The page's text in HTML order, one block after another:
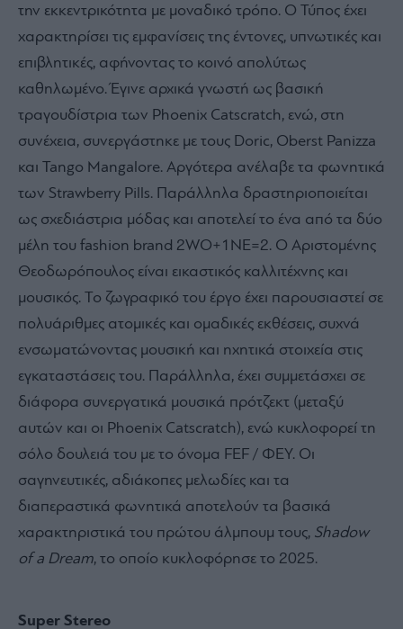
την εκκεντρικότητα με μοναδικό τρόπο. Ο Τύπος έχει
χαρακτηρίσει τις εμφανίσεις της έντονες, υπνωτικές και
επιβλητικές, αφήνοντας το κοινό απολύτως
καθηλωμένο. Έγινε αρχικά γνωστή ως βασική
τραγουδίστρια των Phoenix Catscratch, ενώ, στη
συνέχεια, συνεργάστηκε με τους Doric, Oberst Panizza
και Tango Mangalore. Αργότερα ανέλαβε τα φωνητικά
των Strawberry Pills. Παράλληλα δραστηριοποιείται
ως σχεδιάστρια μόδας και αποτελεί το ένα από τα δύο
μέλη του fashion brand 2WO+1NE=2. Ο Αριστομένης
Θεοδωρόπουλος είναι εικαστικός καλλιτέχνης και
μουσικός. Το ζωγραφικό του έργο έχει παρουσιαστεί σε
πολυάριθμες ατομικές και ομαδικές εκθέσεις, συχνά
ενσωματώνοντας μουσική και ηχητικά στοιχεία στις
εγκαταστάσεις του. Παράλληλα, έχει συμμετάσχει σε
διάφορα συνεργατικά μουσικά πρότζεκτ (μεταξύ
αυτών και οι Phoenix Catscratch), ενώ κυκλοφορεί τη
σόλο δουλειά του με το όνομα FEF / ΦΕΥ. Οι
σαγηνευτικές, αδιάκοπες μελωδίες και τα
διαπεραστικά φωνητικά αποτελούν τα βασικά
χαρακτηριστικά του πρώτου άλμπουμ τους, Shadow
of a Dream, το οποίο κυκλοφόρησε το 2025.
Super Stereo